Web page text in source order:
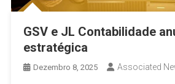
GSV e JL Contabilidade
estratégica
Dezembro 8, 2025 Associated